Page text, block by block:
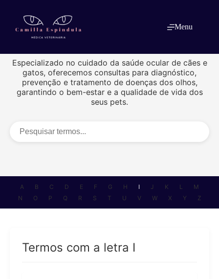
conteúdo
Menu
Glossário - Letra I
Especializado no cuidado da saúde ocular de cães e
gatos, oferecemos consultas para diagnóstico,
prevenção e tratamento de doenças dos olhos,
garantindo o bem-estar e a qualidade de vida dos
seus pets.
A B C D E F G H I J K L
M
N
O P Q R S T U V W X Y Z
Termos com a letra I